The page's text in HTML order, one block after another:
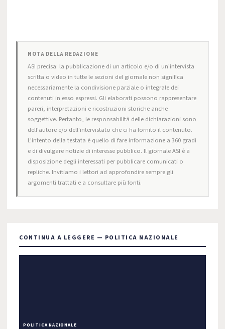
NOTA DELLA REDAZIONE
ASI precisa: la pubblicazione di un articolo e/o di un'intervista
scritta o video in tutte le sezioni del giornale non significa
necessariamente la condivisione parziale o integrale dei
contenuti in esso espressi. Gli elaborati possono rappresentare
pareri, interpretazioni e ricostruzioni storiche anche
soggettive. Pertanto, le responsabilità delle dichiarazioni sono
dell'autore e/o dell'intervistato che ci ha fornito il contenuto.
L'intento della testata è quello di fare informazione a 360 gradi
e di divulgare notizie di interesse pubblico. Il giornale ASI è a
disposizione degli interessati per pubblicare comunicati o
repliche. Invitiamo i lettori ad approfondire sempre gli
argomenti trattati e a consultare più fonti.
CONTINUA A LEGGERE — POLITICA NAZIONALE
POLITICA NAZIONALE